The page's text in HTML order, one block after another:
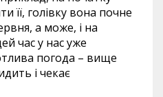
її, голівку вона почне
а може, і на
час у нас уже
погода – вище
і чекає